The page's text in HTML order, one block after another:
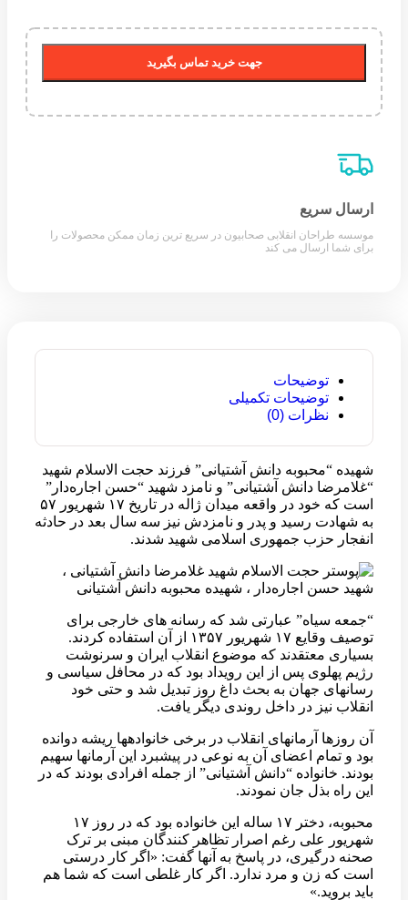
جهت خرید تماس بگیرید
ارسال سریع
موسسه طراحان انقلابی صحابیون در سریع ترین زمان ممکن محصولات را
برای شما ارسال می کند
توضیحات
توضیحات تکمیلی
نظرات (0)
شهیده “محبوبه دانش آشتیانی” فرزند حجت الاسلام شهید
“غلامرضا دانش آشتیانی” و نامزد شهید “حسن اجاره‌دار”
است که خود در واقعه میدان ژاله در تاریخ ۱۷ شهریور ۵۷
به شهادت رسید و پدر و نامزدش نیز سه سال بعد در حادثه
انفجار حزب جمهوری اسلامی شهید شدند.
“جمعه سیاه” عبارتی شد که رسانه های خارجی برای
توصیف وقایع ۱۷ شهریور ۱۳۵۷ از آن استفاده کردند.
بسیاری معتقدند که موضوع انقلاب ایران و سرنوشت
رژیم پهلوی پس از این رویداد بود که در محافل سیاسی و
رسانهای جهان به بحث داغ روز تبدیل شد و حتی خود
انقلاب نیز در داخل روندی دیگر یافت.
آن روزها آرمانهای انقلاب در برخی خانوادهها ریشه دوانده
بود و تمام اعضای آن به نوعی در پیشبرد این آرمانها سهیم
بودند. خانواده “دانش آشتیانی” از جمله افرادی بودند که در
این راه بذل جان نمودند.
محبوبه، دختر ۱۷ ساله این خانواده بود که در روز ۱۷
شهریور علی رغم اصرار تظاهر کنندگان مبنی بر ترک
صحنه درگیری، در پاسخ به آنها گفت: «اگر کار درستی
است که زن و مرد ندارد. اگر کار غلطی است که شما هم
باید بروید.»